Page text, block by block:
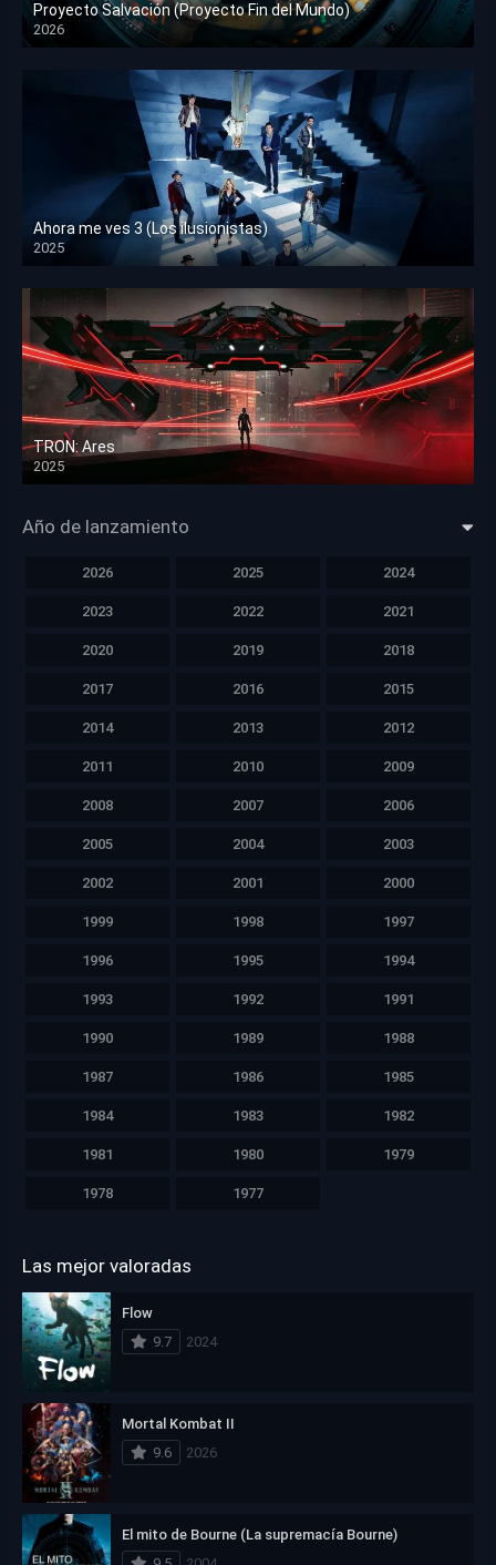
Proyecto Salvación (Proyecto Fin del Mundo)
2026
HD 1080p
Ahora me ves 3 (Los ilusionistas)
2025
HD 1080p
TRON: Ares
2025
HD 1080p
Año de lanzamiento
2026 2025 2024
2023 2022 2021
2020 2019 2018
2017 2016 2015
2014 2013 2012
2011 2010 2009
2008 2007 2006
2005 2004 2003
2002 2001 2000
1999 1998 1997
1996 1995 1994
1993 1992 1991
1990 1989 1988
1987 1986 1985
1984 1983 1982
1981 1980 1979
1978 1977
Las mejor valoradas
Flow
9.7
2024
Mortal Kombat II
9.6
2026
El mito de Bourne (La supremacía Bourne)